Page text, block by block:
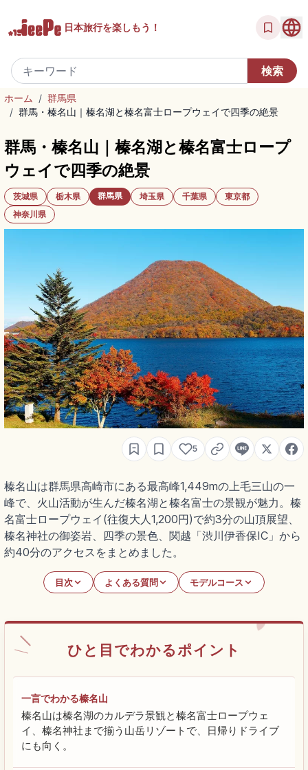
日本旅行を楽しもう！
ホーム / 群馬県
/ 群馬・榛名山｜榛名湖と榛名富士ロープウェイで四季の絶景
群馬・榛名山｜榛名湖と榛名富士ロープ
ウェイで四季の絶景
茨城県 栃木県 群馬県 埼玉県 千葉県
東京都
神奈川県
5
榛名山は群馬県高崎市にある最高峰1,449mの上毛三山の一
峰で、火山活動が生んだ榛名湖と榛名富士の景観が魅力。榛
名富士ロープウェイ(往復大人1,200円)で約3分の山頂展望、
榛名神社の御姿岩、四季の景色、関越「渋川伊香保IC」から
約40分のアクセスをまとめました。
目次 よくある質問 モデルコース
ひと目でわかるポイント
一言でわかる榛名山
榛名山は榛名湖のカルデラ景観と榛名富士ロープウェ
イ、榛名神社まで揃う山岳リゾートで、日帰りドライブ
にも向く。